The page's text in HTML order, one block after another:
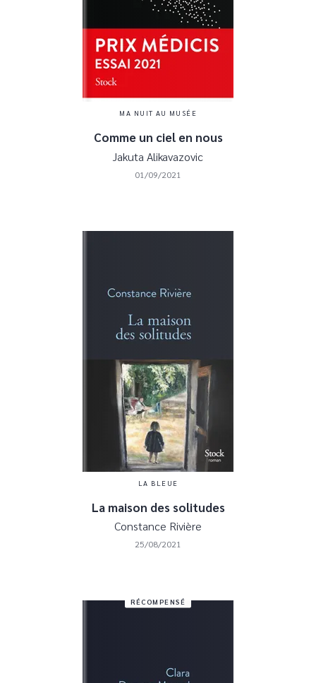
MA NUIT AU MUSÉE
Comme un ciel en nous
Jakuta Alikavazovic
01/09/2021
LA BLEUE
La maison des solitudes
Constance Rivière
25/08/2021
RÉCOMPENSÉ